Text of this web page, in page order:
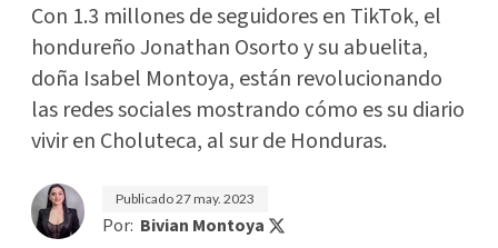
Con 1.3 millones de seguidores en TikTok, el
hondureño Jonathan Osorto y su abuelita,
doña Isabel Montoya, están revolucionando
las redes sociales mostrando cómo es su diario
vivir en Choluteca, al sur de Honduras.
Publicado27 may. 2023
Por: Bivian Montoya